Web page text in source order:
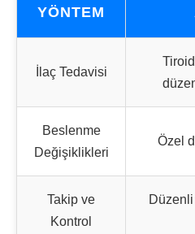
YÖNTEM
İlaç Tedavisi
Beslenme
Değişiklikleri
Özel
Takip ve
Kontrol